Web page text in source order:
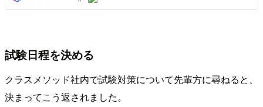
試験日程を決める
クラスメソッド社内で試験対策について先輩方に尋ねると、
決まってこう返されました。